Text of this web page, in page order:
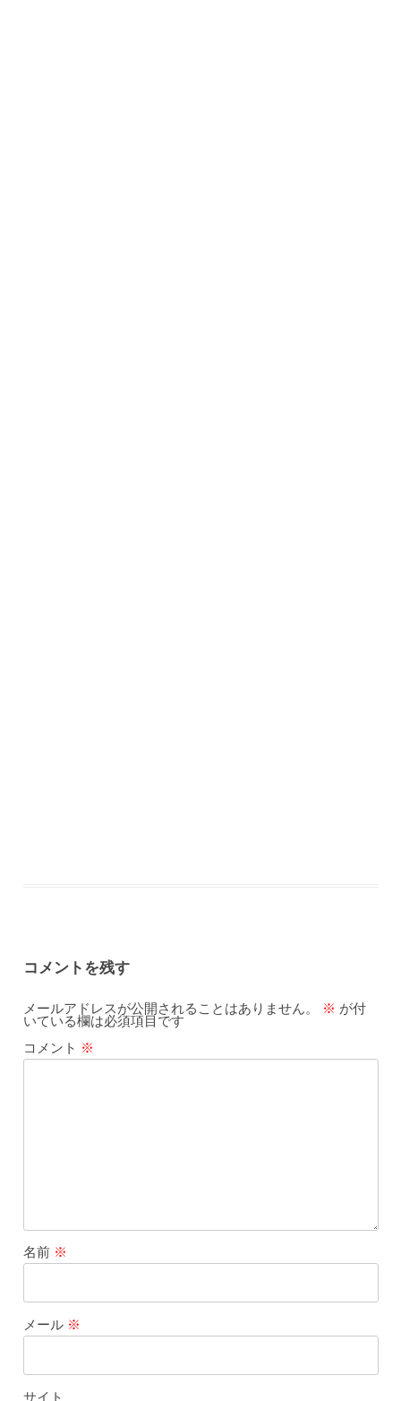
コメントを残す
メールアドレスが公開されることはありません。 ※ が付
いている欄は必須項目です
コメント ※
名前 ※
メール ※
サイト